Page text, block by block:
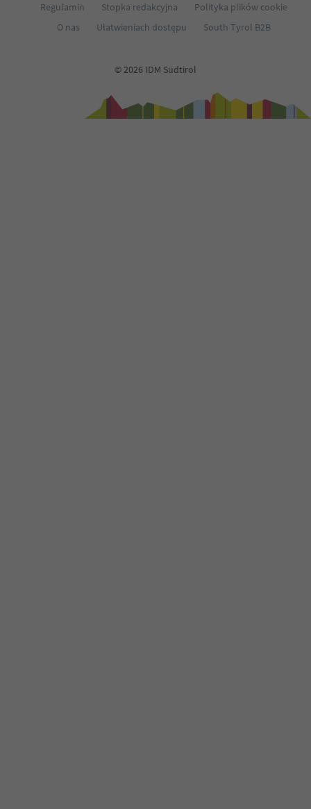
Regulamin
Stopka redakcyjna
Polityka plików cookie
O nas
Ułatwieniach dostępu South Tyrol B2B
© 2026 IDM Südtirol